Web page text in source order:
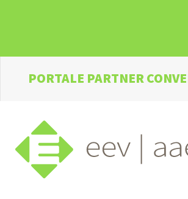
PORTALE PARTNER